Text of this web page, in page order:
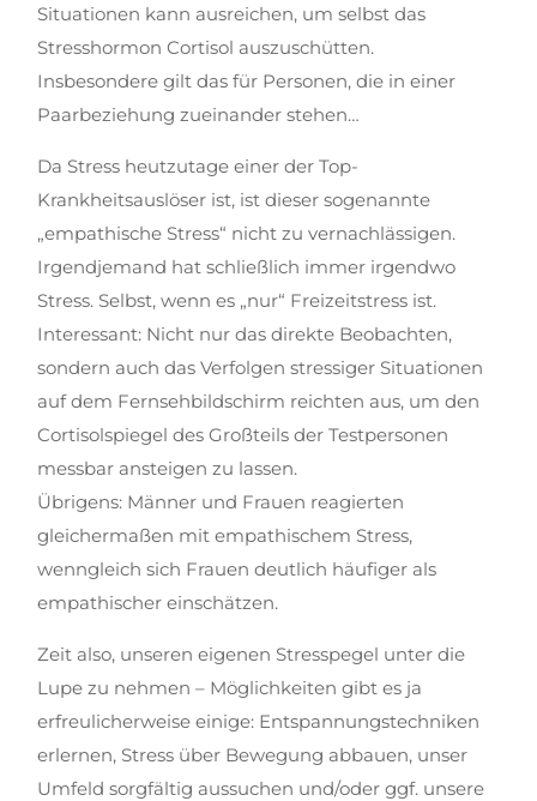
Situationen kann ausreichen, um selbst das
Stresshormon Cortisol auszuschütten.
Insbesondere gilt das für Personen, die in einer
Paarbeziehung zueinander stehen…
Da Stress heutzutage einer der Top-
Krankheitsauslöser ist, ist dieser sogenannte
„empathische Stress“ nicht zu vernachlässigen.
Irgendjemand hat schließlich immer irgendwo
Stress. Selbst, wenn es „nur“ Freizeitstress ist.
Interessant: Nicht nur das direkte Beobachten,
sondern auch das Verfolgen stressiger Situationen
auf dem Fernsehbildschirm reichten aus, um den
Cortisolspiegel des Großteils der Testpersonen
messbar ansteigen zu lassen.
Übrigens: Männer und Frauen reagierten
gleichermaßen mit empathischem Stress,
wenngleich sich Frauen deutlich häufiger als
empathischer einschätzen.
Zeit also, unseren eigenen Stresspegel unter die
Lupe zu nehmen – Möglichkeiten gibt es ja
erfreulicherweise einige: Entspannungstechniken
erlernen, Stress über Bewegung abbauen, unser
Umfeld sorgfältig aussuchen und/oder ggf. unsere